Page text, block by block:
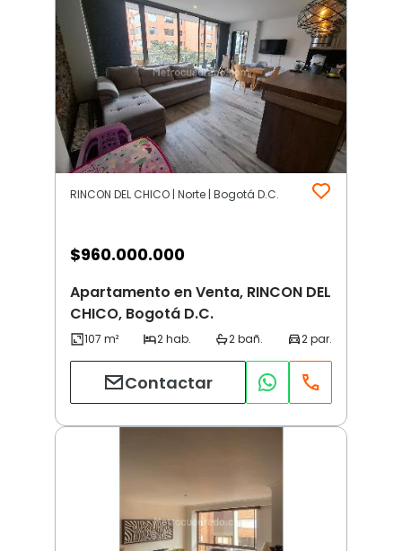
RINCON DEL CHICO | Norte | Bogotá D.C.
$960.000.000
Apartamento en Venta, RINCON DEL
CHICO, Bogotá D.C.
Contactar